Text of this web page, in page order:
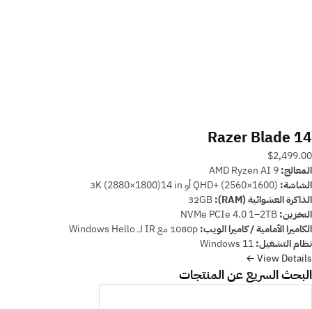
Razer Blade 14
$2,499.00
المعالج:
الشاشة:
الذاكرة العشوائية (RAM):
التخزين:
الكاميرا الأمامية / كاميرا الويب:
نظام التشغيل:
View Details ←
البحث السريع عن المنتجات